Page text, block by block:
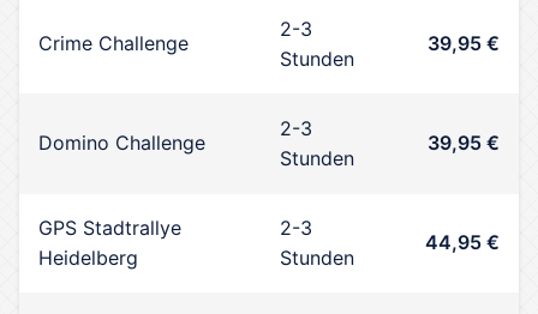
Crime Challenge
2-3
Stunden
39,95 €
Domino Challenge
2-3
Stunden
39,95 €
GPS Stadtrallye
Heidelberg
2-3
Stunden
44,95 €